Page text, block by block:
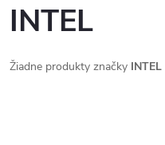
INTEL
Žiadne produkty značky INTEL